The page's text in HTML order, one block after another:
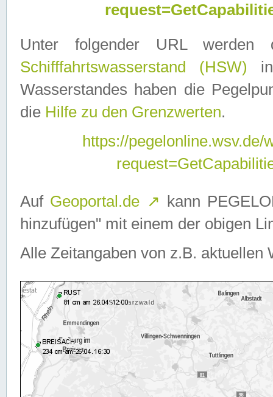
Unter folgender URL
Schifffahrtswasserstand (HSW)
Wasserstandes haben die
die Hilfe zu den Grenzwerten.
https://
Auf Geoportal.de ↗ kann
hinzufügen" mit einem der obigen
Alle Zeitangaben von z.B. aktuellen